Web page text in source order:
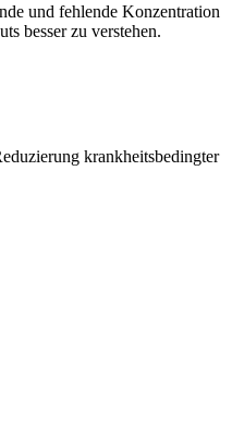
und fehlende Konzentration
besser zu verstehen.
krankheitsbedingter